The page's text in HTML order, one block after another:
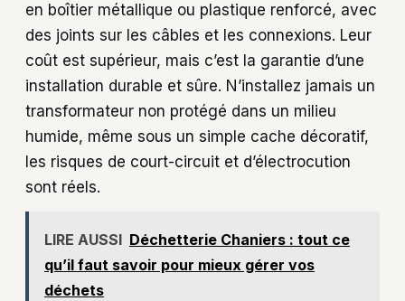
en boîtier métallique ou plastique renforcé, avec
des joints sur les câbles et les connexions. Leur
coût est supérieur, mais c’est la garantie d’une
installation durable et sûre. N’installez jamais un
transformateur non protégé dans un milieu
humide, même sous un simple cache décoratif,
les risques de court-circuit et d’électrocution
sont réels.
LIRE AUSSI Déchetterie Chaniers : tout ce
qu’il faut savoir pour mieux gérer vos
déchets